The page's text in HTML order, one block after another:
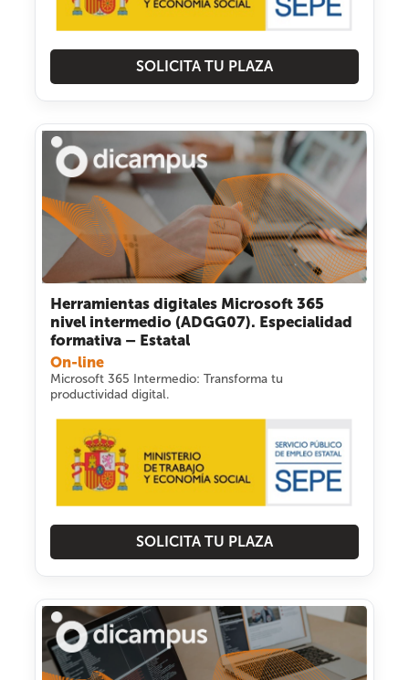
SOLICITA TU PLAZA
Herramientas digitales Microsoft 365
nivel intermedio (ADGG07). Especialidad
formativa – Estatal
On-line
Microsoft 365 Intermedio: Transforma tu
productividad digital.
SOLICITA TU PLAZA